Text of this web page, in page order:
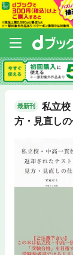
最新刊
私立
方・見直し